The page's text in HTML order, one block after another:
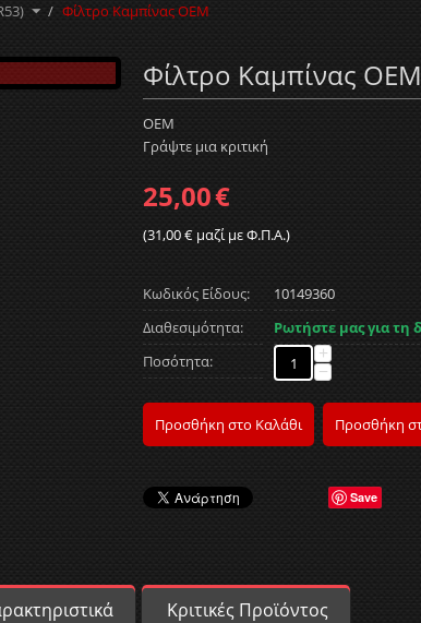
/ Φίλτρο Καμπίνας OEM
Φίλτρο Καμπίνας OEM
OEM
Γράψτε μια κριτική
25,00€
(31,00€ μαζί με Φ.Π.Α.)
Κωδικός Είδους:
10149360
Διαθεσιμότητα:
Ρωτήστε μας για τη
Ποσότητα:
+
−
Προσθήκη στο Καλάθι Προσθήκη
Save
Κριτικές Προϊόντος